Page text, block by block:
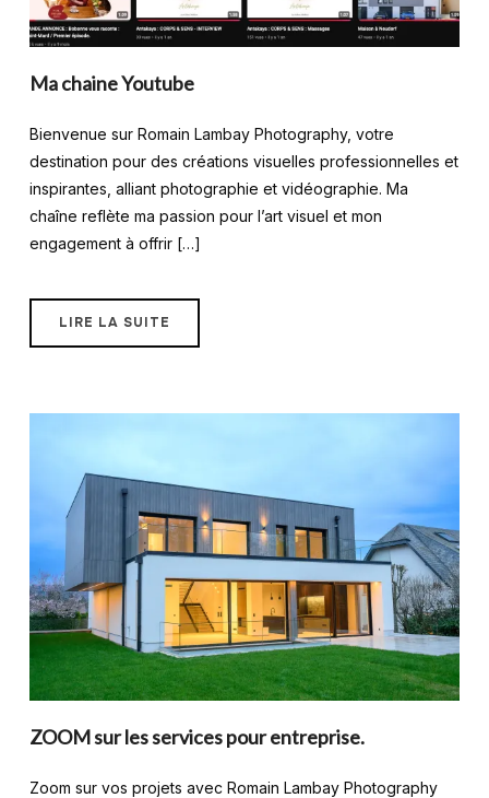
Ma chaine Youtube
Bienvenue sur Romain Lambay Photography, votre
destination pour des créations visuelles professionnelles et
inspirantes, alliant photographie et vidéographie. Ma
chaîne reflète ma passion pour l’art visuel et mon
engagement à offrir […]
LIRE LA SUITE
ZOOM sur les services pour entreprise.
Zoom sur vos projets avec Romain Lambay Photography